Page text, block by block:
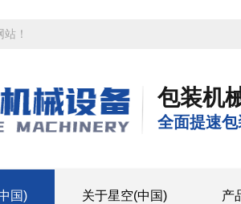
！
包装机
全面提速
国) 关于星空(中国) 产